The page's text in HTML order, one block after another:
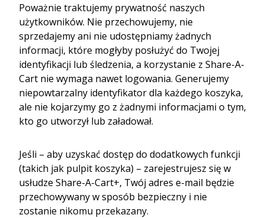
Poważnie traktujemy prywatność naszych
użytkowników. Nie przechowujemy, nie
sprzedajemy ani nie udostępniamy żadnych
informacji, które mogłyby posłużyć do Twojej
identyfikacji lub śledzenia, a korzystanie z Share-A-
Cart nie wymaga nawet logowania. Generujemy
niepowtarzalny identyfikator dla każdego koszyka,
ale nie kojarzymy go z żadnymi informacjami o tym,
kto go utworzył lub załadował.
Jeśli – aby uzyskać dostęp do dodatkowych funkcji
(takich jak pulpit koszyka) – zarejestrujesz się w
usłudze Share-A-Cart+, Twój adres e-mail będzie
przechowywany w sposób bezpieczny i nie
zostanie nikomu przekazany.